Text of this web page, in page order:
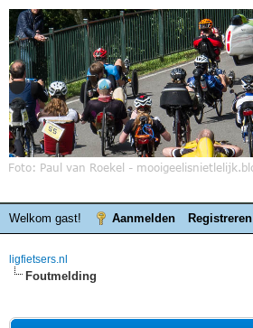
Welkom gast! Aanmelden Registreren
ligfietsers.nl
Foutmelding